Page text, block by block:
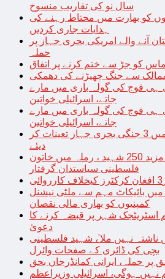
سال نو کی تقاریب منسوخ
کو بھارت میں محتاط رہنے کی
ہدایات جاری کردیں
آنے والے امریکی بحری جہاز پر
حملہ
حماس کو جڑ سے ختم کرنے پر اتفاق
سے جنگ چھیڑنے کی دھمکی
ہی فوج کی گولہ باری میں مارے
جاتے، اسرائیلی خواتین
ہی فوج کی گولہ باری میں مارے
جاتے، اسرائیلی خواتین
بھارت نے بحیرہ عرب میں 3 جنگی بحری جہاز تعینات کر
دیئے
غزہ پر بمباری سے مزید 250 شہید ، رملہ میں خاتون
فلسطینی سیاستدان گرفتار
بائیکاٹ مہم سے ملٹی نیشنل
کمپنیوں کو بھاری مالی نقصان
اسٹریٹجک شہر پر قبضہ کرنے کا
دعویٰ
نہیں ملا’، شہید فلسطینی
بچی کی ڈائری کے صفحات وائرل
پر حملہ، ایرانی کمانڈرجاں بحق
ہوگی، اسرائیلی وزیراعظم